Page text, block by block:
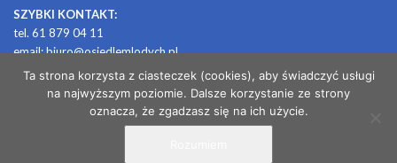
SZYBKI KONTAKT:
tel. 61 879 04 11
email:biuro@osiedlemlodych.pl
© 2026 OSIEDLE MŁODYCH
Ta strona korzysta z ciasteczek (cookies), aby świadczyć usługi
na najwyższym poziomie. Dalsze korzystanie ze strony
oznacza, że zgadzasz się na ich użycie.